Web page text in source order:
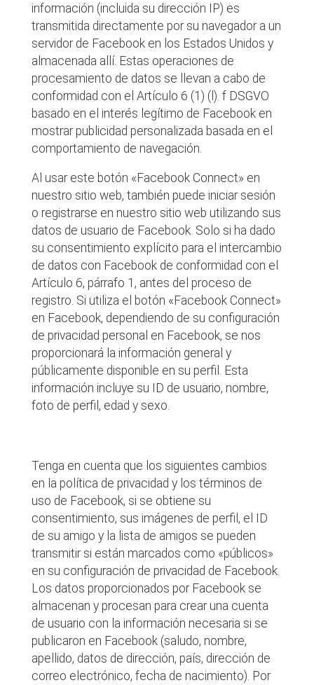
información (incluida su dirección IP) es
transmitida directamente por su navegador a un
servidor de Facebook en los Estados Unidos y
almacenada allí. Estas operaciones de
procesamiento de datos se llevan a cabo de
conformidad con el Artículo 6 (1) (l). f DSGVO
basado en el interés legítimo de Facebook en
mostrar publicidad personalizada basada en el
comportamiento de navegación.
Al usar este botón «Facebook Connect» en
nuestro sitio web, también puede iniciar sesión
o registrarse en nuestro sitio web utilizando sus
datos de usuario de Facebook. Solo si ha dado
su consentimiento explícito para el intercambio
de datos con Facebook de conformidad con el
Artículo 6, párrafo 1, antes del proceso de
registro. Si utiliza el botón «Facebook Connect»
en Facebook, dependiendo de su configuración
de privacidad personal en Facebook, se nos
proporcionará la información general y
públicamente disponible en su perfil. Esta
información incluye su ID de usuario, nombre,
foto de perfil, edad y sexo.
Tenga en cuenta que los siguientes cambios
en la política de privacidad y los términos de
uso de Facebook, si se obtiene su
consentimiento, sus imágenes de perfil, el ID
de su amigo y la lista de amigos se pueden
transmitir si están marcados como «públicos»
en su configuración de privacidad de Facebook.
Los datos proporcionados por Facebook se
almacenan y procesan para crear una cuenta
de usuario con la información necesaria si se
publicaron en Facebook (saludo, nombre,
apellido, datos de dirección, país, dirección de
correo electrónico, fecha de nacimiento). Por